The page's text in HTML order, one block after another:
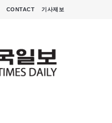
CONTACT 기사제보